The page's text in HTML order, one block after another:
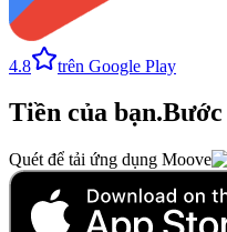
4.8 trên Google Play
Tiền của bạn.
Quét để tải ứng dụng Moove